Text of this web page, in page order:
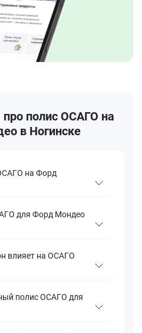
полис ОСАГО на
в Ногинске
на Форд
для Форд Мондео
влияет на ОСАГО
полис ОСАГО для